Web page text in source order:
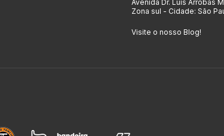
Avenida Dr. Luís Arrobas
Zona sul - Cidade: São
Visite o nosso Blog!